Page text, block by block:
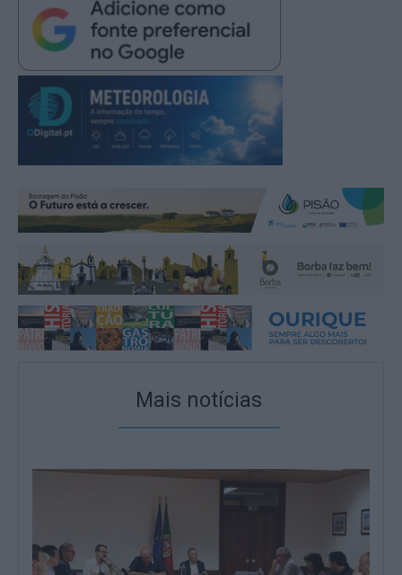
Mais notícias